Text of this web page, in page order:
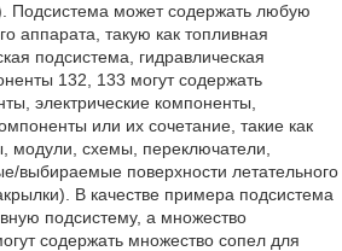
Подсистема может содержать любую
аппарата, такую как топливная
подсистема, гидравлическая
132, 133 могут содержать
электрические компоненты,
или их сочетание, такие как
модули, схемы, переключатели,
выбираемые поверхности летательного
В качестве примера подсистема
подсистему, а множество
содержать множество сопел для